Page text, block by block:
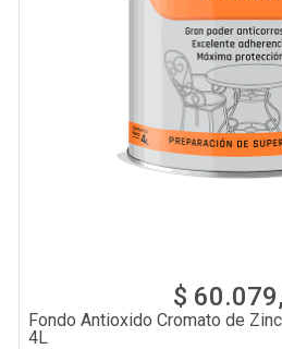
$
Fondo Antioxido Cromato de
4L